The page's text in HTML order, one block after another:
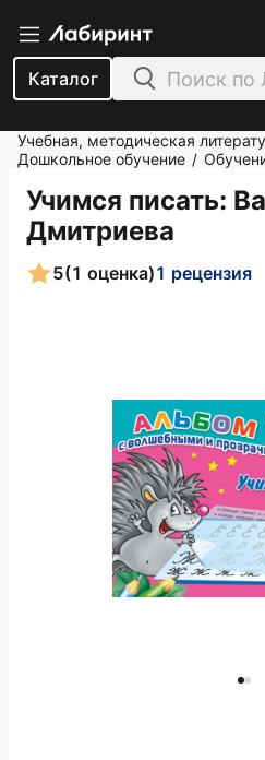
Каталог
Учебная, методическая
Дошкольное обучение /
Учимся писать:
Дмитриева
5(1 оценка)1 рецензия